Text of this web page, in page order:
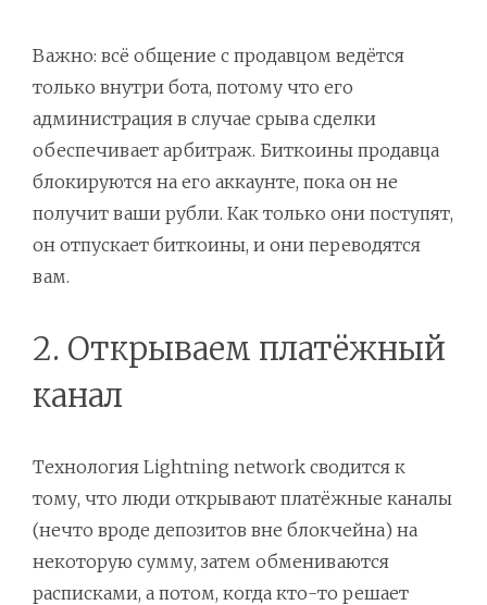
Важно: всё общение с продавцом ведётся
только внутри бота, потому что его
администрация в случае срыва сделки
обеспечивает арбитраж. Биткоины продавца
блокируются на его аккаунте, пока он не
получит ваши рубли. Как только они поступят,
он отпускает биткоины, и они переводятся
вам.
2. Открываем платёжный
канал
Технология Lightning network сводится к
тому, что люди открывают платёжные каналы
(нечто вроде депозитов вне блокчейна) на
некоторую сумму, затем обмениваются
расписками, а потом, когда кто-то решает